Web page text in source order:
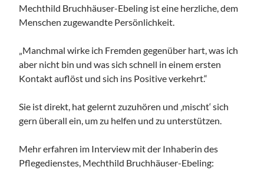
Mechthild Bruchhäuser-Ebeling ist eine herzliche, dem
Menschen zugewandte Persönlichkeit.
„Manchmal wirke ich Fremden gegenüber hart, was ich
aber nicht bin und was sich schnell in einem ersten
Kontakt auflöst und sich ins Positive verkehrt.“
Sie ist direkt, hat gelernt zuzuhören und ‚mischt‘ sich
gern überall ein, um zu helfen und zu unterstützen.
Mehr erfahren im Interview mit der Inhaberin des
Pflegedienstes, Mechthild Bruchhäuser-Ebeling: